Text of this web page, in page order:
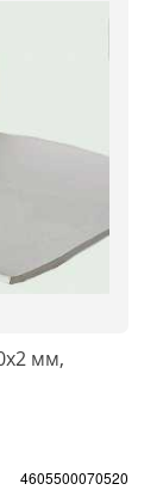
мм,
4605500070520